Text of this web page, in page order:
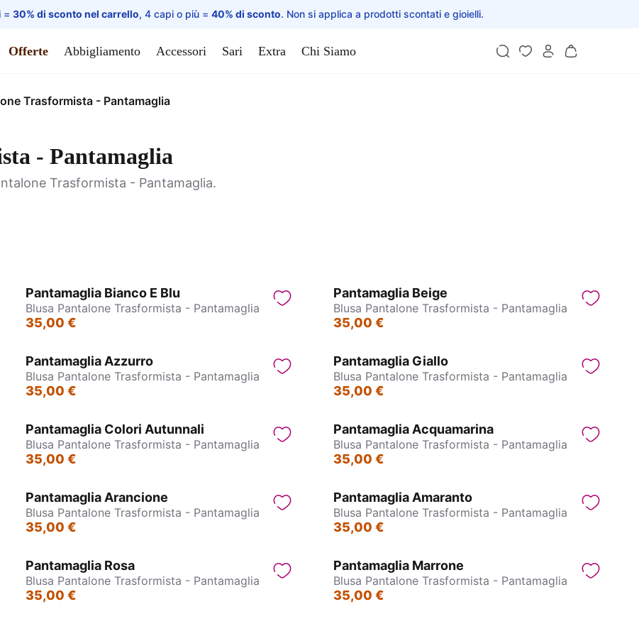
= 30% di sconto nel carrello, 4 capi o più = 40% di sconto. Non si applica a prodotti scontati e gioielli.
Offerte Abbigliamento Accessori Sari Extra Chi Siamo
Trasformista - Pantamaglia
- Pantamaglia
Trasformista - Pantamaglia.
Pantamaglia Bianco E Blu
Blusa Pantalone Trasformista - Pantamaglia
35,00 €
Pantamaglia Beige
Blusa Pantalone Trasformista - Pantamaglia
35,00 €
Pantamaglia Azzurro
Blusa Pantalone Trasformista - Pantamaglia
35,00 €
Pantamaglia Giallo
Blusa Pantalone Trasformista - Pantamaglia
35,00 €
Pantamaglia Colori Autunnali
Blusa Pantalone Trasformista - Pantamaglia
35,00 €
Pantamaglia Acquamarina
Blusa Pantalone Trasformista - Pantamaglia
35,00 €
Pantamaglia Arancione
Blusa Pantalone Trasformista - Pantamaglia
35,00 €
Pantamaglia Amaranto
Blusa Pantalone Trasformista - Pantamaglia
35,00 €
Pantamaglia Rosa
Blusa Pantalone Trasformista - Pantamaglia
35,00 €
Pantamaglia Marrone
Blusa Pantalone Trasformista - Pantamaglia
35,00 €